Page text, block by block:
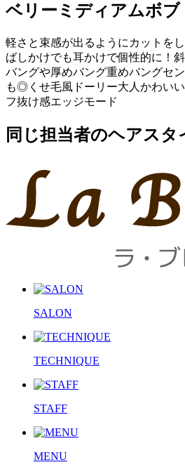
ベリーミディアムボブ
軽さと束感が出るようにカットを
ばしかけでも耳かけで個性的に！
バングや厚めバング重めバングセ
も◎くせ毛風ドーリー大人かわい
フ抜け感エッジモード
同じ担当者のヘアスタ
SALON
TECHNIQUE
STAFF
MENU